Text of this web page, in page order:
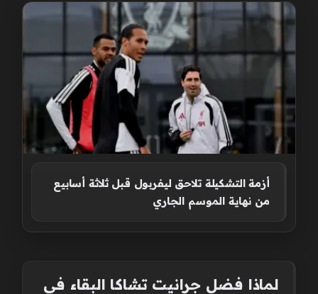
أزمة التشكيلة تلاحق ليفربول قبل ثلاثة أسابيع
من نهاية الموسم الجاري
لماذا فضل جرانيت تشاكا البقاء في